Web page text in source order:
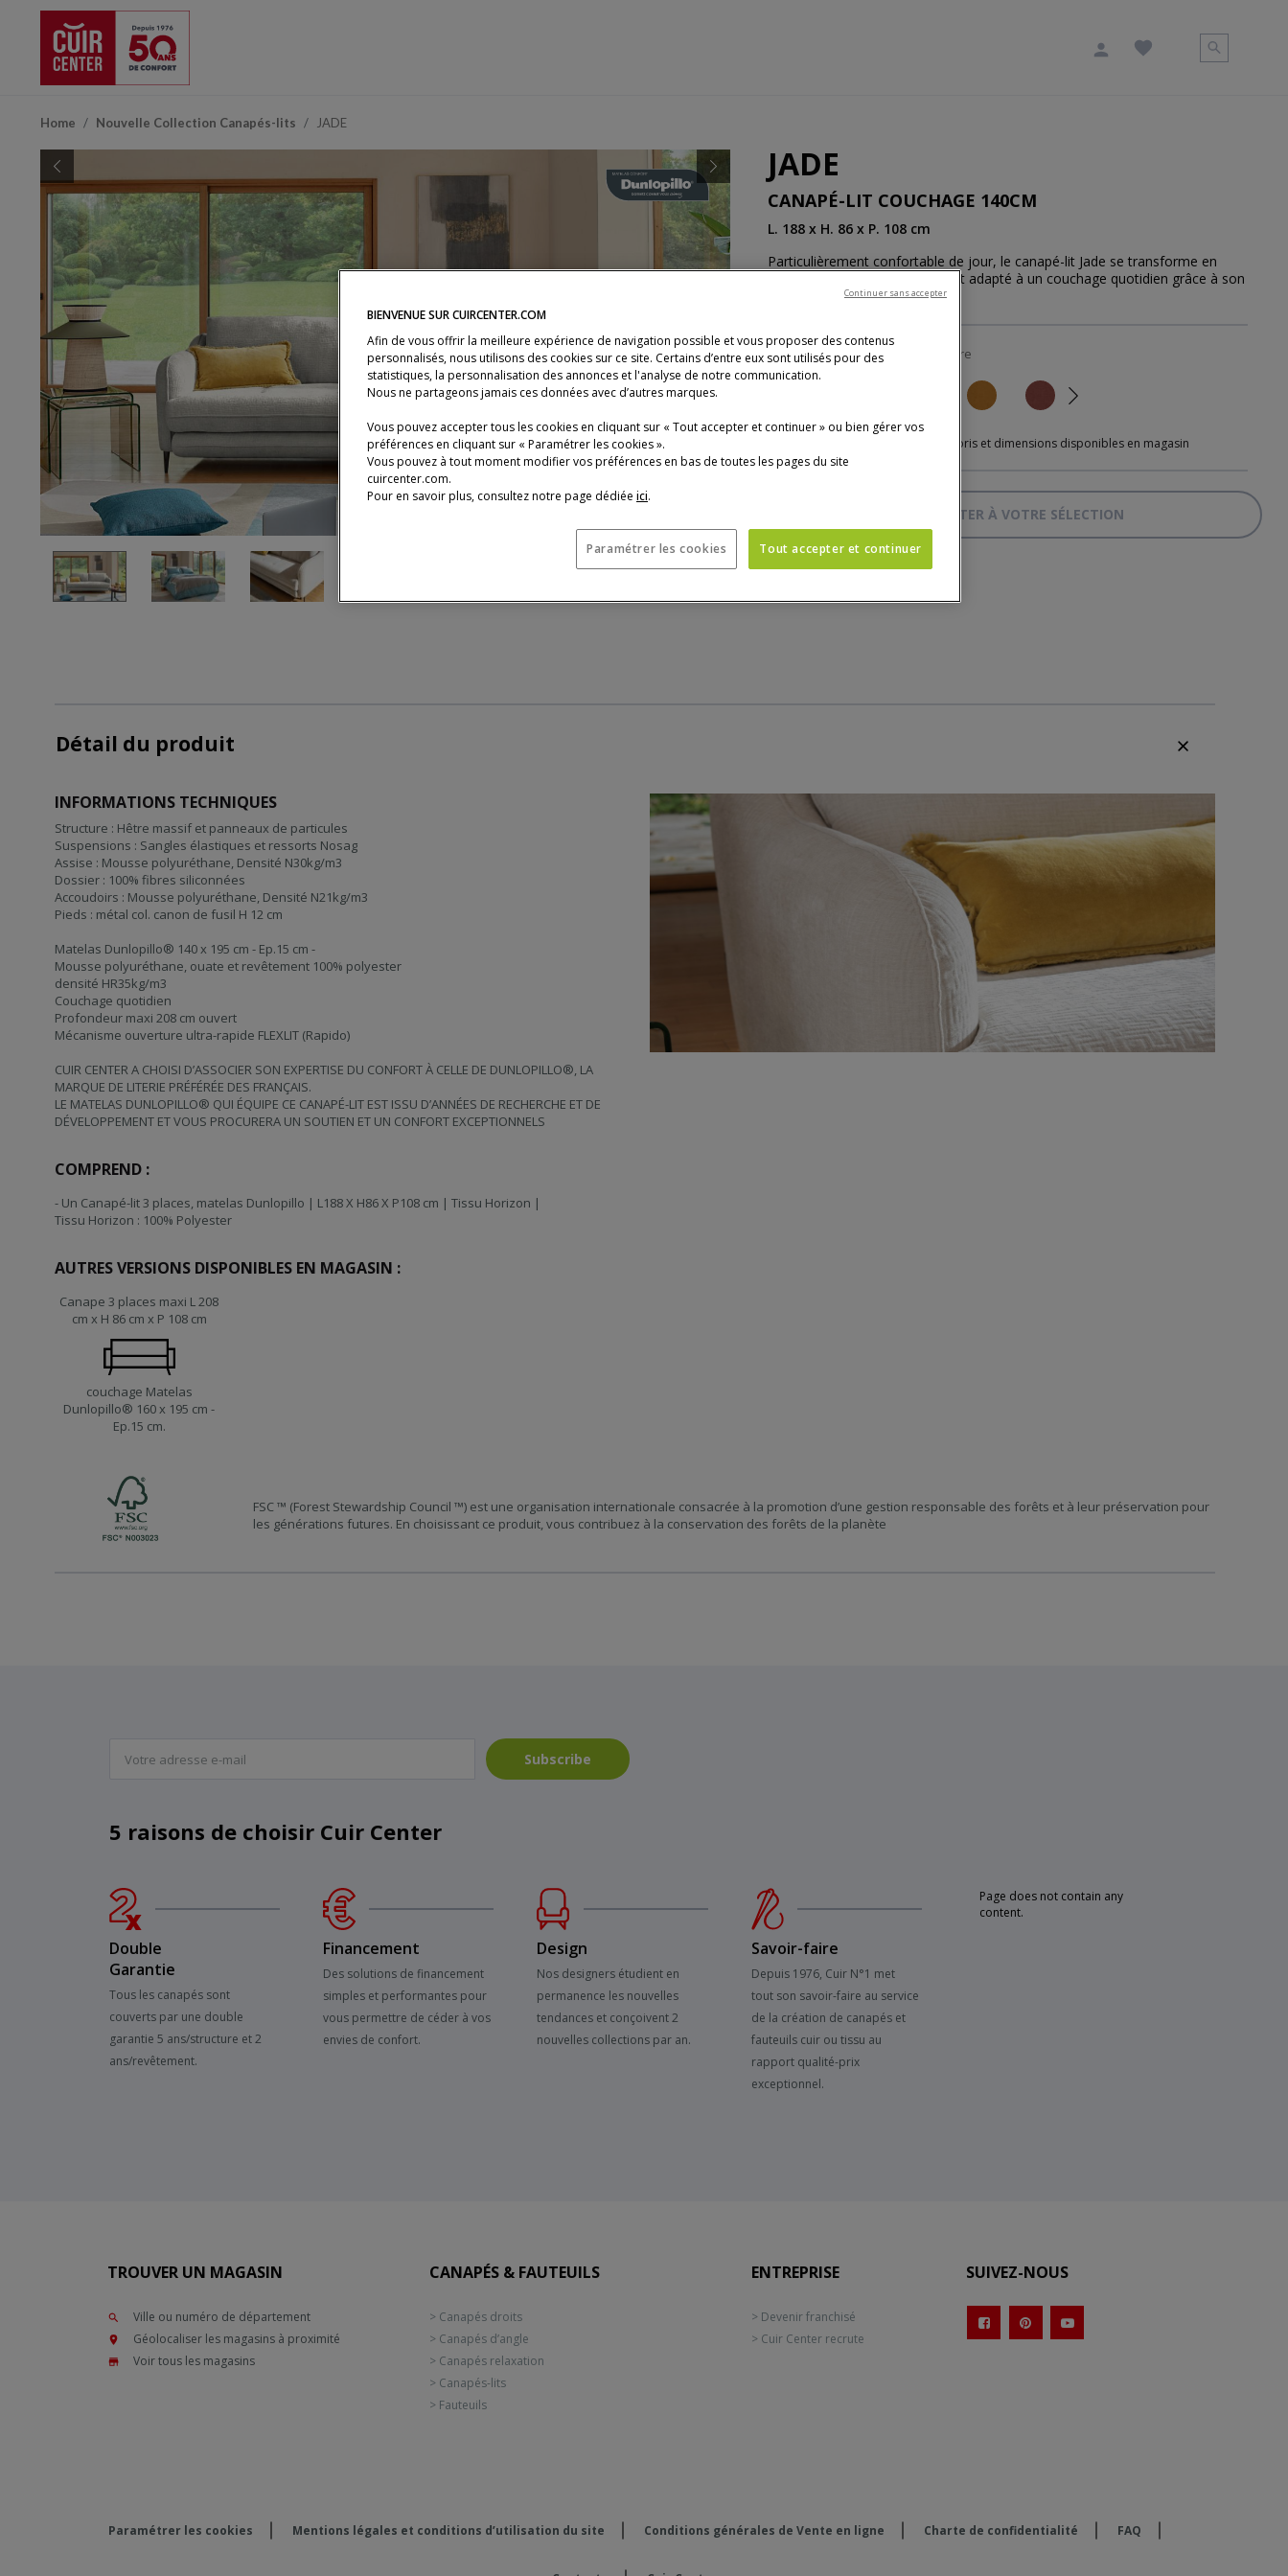
Home Nouvelle Collection Canapés-lits JADE
Previous Next JADE
CANAPÉ-LIT COUCHAGE 140CM
L. 188 x H. 86 x P. 108 cm
Particulièrement confortable de jour, le canapé-lit Jade se transforme en
quelques secondes en un vrai lit adapté à un couchage quotidien grâce à son
Structure Tissu Horizon : Nature
Next
Nombreux autres revêtements, coloris et dimensions disponibles en magasin
AJOUTER À VOTRE SÉLECTION
CANAPÉ-LIT COUCHAGE 140CM
Détail du produit
INFORMATIONS TECHNIQUES
Structure : Hêtre massif et panneaux de particules
Suspensions : Sangles élastiques et ressorts Nosag
Assise : Mousse polyuréthane, Densité N30kg/m3
Dossier : 100% fibres siliconnées
Accoudoirs : Mousse polyuréthane, Densité N21kg/m3
Pieds : métal col. canon de fusil H 12 cm
Matelas Dunlopillo® 140 x 195 cm - Ep.15 cm -
Mousse polyuréthane, ouate et revêtement 100% polyester
densité HR35kg/m3
Couchage quotidien
Profondeur maxi 208 cm ouvert
Mécanisme ouverture ultra-rapide FLEXLIT (Rapido)
CUIR CENTER A CHOISI D’ASSOCIER SON EXPERTISE DU CONFORT À CELLE DE DUNLOPILLO®, LA
MARQUE DE LITERIE PRÉFÉRÉE DES FRANÇAIS.
LE MATELAS DUNLOPILLO® QUI ÉQUIPE CE CANAPÉ-LIT EST ISSU D’ANNÉES DE RECHERCHE ET DE
DÉVELOPPEMENT ET VOUS PROCURERA UN SOUTIEN ET UN CONFORT EXCEPTIONNELS
COMPREND :
- Un Canapé-lit 3 places, matelas Dunlopillo | L188 X H86 X P108 cm | Tissu Horizon |
Tissu Horizon : 100% Polyester
AUTRES VERSIONS DISPONIBLES EN MAGASIN :
Canape 3 places maxi L 208
cm x H 86 cm x P 108 cm
couchage Matelas
Dunlopillo® 160 x 195 cm -
Ep.15 cm.
FSC ™ (Forest Stewardship Council ™) est une organisation internationale consacrée à la promotion d’une gestion responsable des forêts et à leur préservation pour
les générations futures. En choisissant ce produit, vous contribuez à la conservation des forêts de la planète
Subscribe
5 raisons de choisir Cuir Center
Double
Garantie
Tous les canapés sont
couverts par une double
garantie 5 ans/structure et 2
ans/revêtement.
Financement
Des solutions de financement
simples et performantes pour
vous permettre de céder à vos
envies de confort.
Design
Nos designers étudient en
permanence les nouvelles
tendances et conçoivent 2
nouvelles collections par an.
Savoir-faire
Depuis 1976, Cuir N°1 met
tout son savoir-faire au service
de la création de canapés et
fauteuils cuir ou tissu au
rapport qualité-prix
exceptionnel.
Page does not contain any
content.
TROUVER UN MAGASIN
Ville ou numéro de département
Géolocaliser les magasins à proximité
Voir tous les magasins
CANAPÉS & FAUTEUILS
> Canapés droits
> Canapés d’angle
> Canapés relaxation
> Canapés-lits
> Fauteuils
ENTREPRISE
> Devenir franchisé
> Cuir Center recrute
SUIVEZ-NOUS
Paramétrer les cookies Mentions légales et conditions d’utilisation du site Conditions générales de Vente en ligne Charte de confidentialité FAQ
BIENVENUE SUR CUIRCENTER.COM
Afin de vous offrir la meilleure expérience de navigation possible et vous proposer des contenus
personnalisés, nous utilisons des cookies sur ce site. Certains d’entre eux sont utilisés pour des
statistiques, la personnalisation des annonces et l'analyse de notre communication.
Nous ne partageons jamais ces données avec d’autres marques.
Vous pouvez accepter tous les cookies en cliquant sur « Tout accepter et continuer » ou bien gérer vos
préférences en cliquant sur « Paramétrer les cookies ».
Vous pouvez à tout moment modifier vos préférences en bas de toutes les pages du site
cuircenter.com.
Pour en savoir plus, consultez notre page dédiée ici.
Paramétrer les cookies Tout accepter et continuer
Continuer sans accepter